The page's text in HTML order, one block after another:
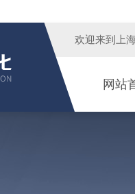
欢迎来到 上
网站